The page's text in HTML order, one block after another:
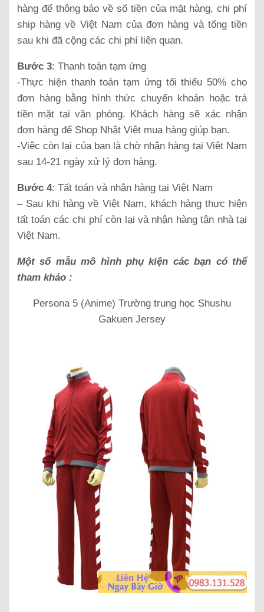
hàng để thông báo về số tiền của mặt hàng, chi phí
ship hàng về Việt Nam của đơn hàng và tổng tiền
sau khi đã cộng các chi phí liên quan.
Bước 3: Thanh toán tạm ứng
-Thực hiện thanh toán tạm ứng tối thiểu 50% cho
đơn hàng bằng hình thức chuyển khoản hoặc trả
tiền mặt tại văn phòng. Khách hàng sẽ xác nhận
đơn hàng để Shop Nhật Việt mua hàng giúp bạn.
-Việc còn lại của bạn là chờ nhận hàng tại Việt Nam
sau 14-21 ngày xử lý đơn hàng.
Bước 4: Tất toán và nhận hàng tại Việt Nam
– Sau khi hàng về Việt Nam, khách hàng thực hiện
tất toán các chi phí còn lại và nhận hàng tận nhà tại
Việt Nam.
Một số mẫu mô hình phụ kiện các bạn có thể
tham khảo :
Persona 5 (Anime) Trường trung học Shushu
Gakuen Jersey